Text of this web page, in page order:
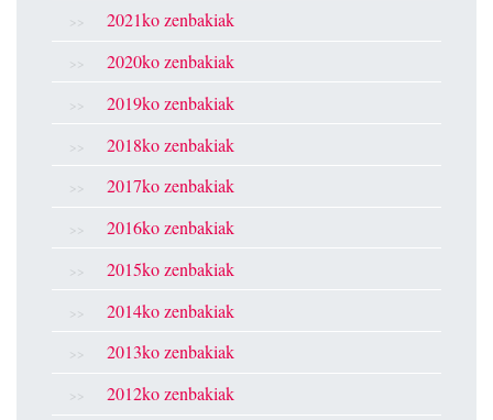
2021ko zenbakiak
2020ko zenbakiak
2019ko zenbakiak
2018ko zenbakiak
2017ko zenbakiak
2016ko zenbakiak
2015ko zenbakiak
2014ko zenbakiak
2013ko zenbakiak
2012ko zenbakiak